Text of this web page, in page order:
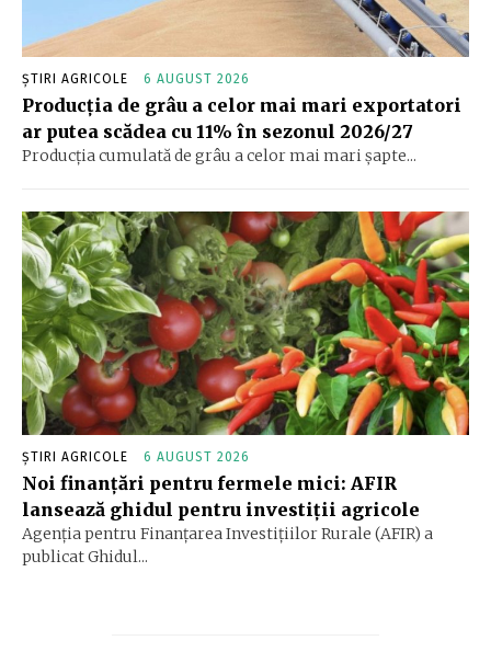
ȘTIRI AGRICOLE 6 AUGUST 2026
Producția de grâu a celor mai mari exportatori
ar putea scădea cu 11% în sezonul 2026/27
Producția cumulată de grâu a celor mai mari șapte...
ȘTIRI AGRICOLE 6 AUGUST 2026
Noi finanțări pentru fermele mici: AFIR
lansează ghidul pentru investiții agricole
Agenția pentru Finanțarea Investițiilor Rurale (AFIR) a
publicat Ghidul...